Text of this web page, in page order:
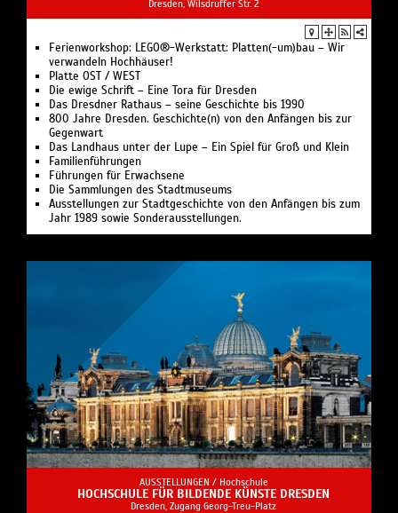
Dresden, Wilsdruffer Str. 2
Ferienworkshop: LEGO®-Werkstatt: Platten(-um)bau – Wir
verwandeln Hochhäuser!
Platte OST / WEST
Die ewige Schrift – Eine Tora für Dresden
Das Dresdner Rathaus – seine Geschichte bis 1990
800 Jahre Dresden. Geschichte(n) von den Anfängen bis zur
Gegenwart
Das Landhaus unter der Lupe – Ein Spiel für Groß und Klein
Familienführungen
Führungen für Erwachsene
Die Sammlungen des Stadtmuseums
Ausstellungen zur Stadtgeschichte von den Anfängen bis zum
Jahr 1989 sowie Sonderausstellungen.
AUSSTELLUNGEN / Hochschule
HOCHSCHULE FÜR BILDENDE KÜNSTE DRESDEN
Dresden, Zugang Georg-Treu-Platz